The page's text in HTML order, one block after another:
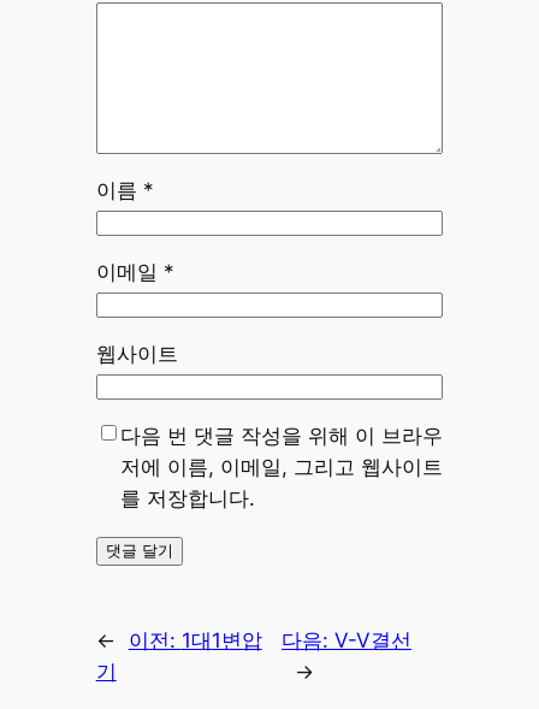
이름 *
이메일 *
웹사이트
다음 번 댓글 작성을 위해 이 브라우
저에 이름, 이메일, 그리고 웹사이트
를 저장합니다.
← 이전: 1대1변압
기
다음: V-V결선
→